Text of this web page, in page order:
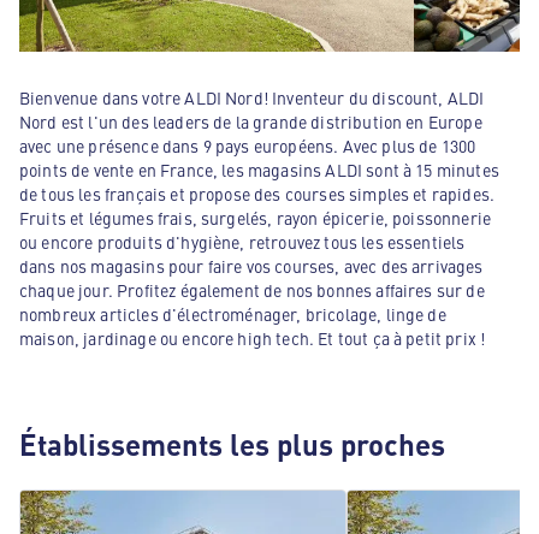
Bienvenue dans votre ALDI Nord! Inventeur du discount, ALDI
Nord est l'un des leaders de la grande distribution en Europe
avec une présence dans 9 pays européens. Avec plus de 1300
points de vente en France, les magasins ALDI sont à 15 minutes
de tous les français et propose des courses simples et rapides.
Fruits et légumes frais, surgelés, rayon épicerie, poissonnerie
ou encore produits d'hygiène, retrouvez tous les essentiels
dans nos magasins pour faire vos courses, avec des arrivages
chaque jour. Profitez également de nos bonnes affaires sur de
nombreux articles d'électroménager, bricolage, linge de
maison, jardinage ou encore high tech. Et tout ça à petit prix !
Établissements les plus proches